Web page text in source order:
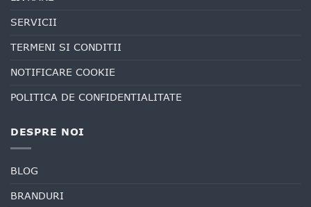
SERVICII
TERMENI SI CONDITII
NOTIFICARE COOKIE
POLITICA DE CONFIDENTIALITATE
DESPRE NOI
BLOG
BRANDURI